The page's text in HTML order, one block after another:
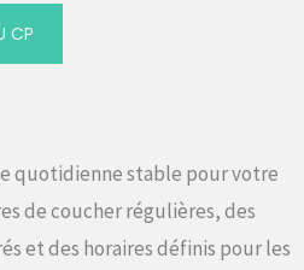
CP
quotidienne stable pour votre
de coucher régulières, des
et des horaires définis pour les